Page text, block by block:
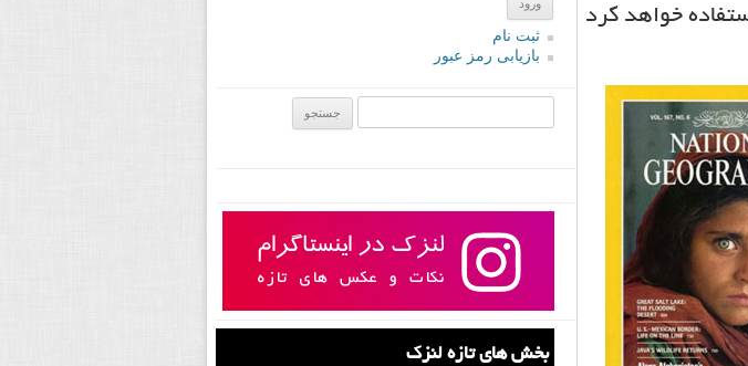
خواهد کرد
ثبت نام
بازیابی رمز عبور
بخش های تازه لنزک